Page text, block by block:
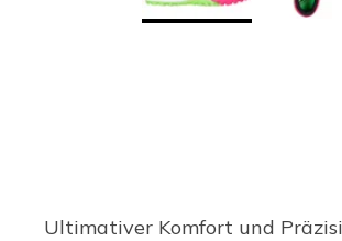
Ultimativer Komfort und